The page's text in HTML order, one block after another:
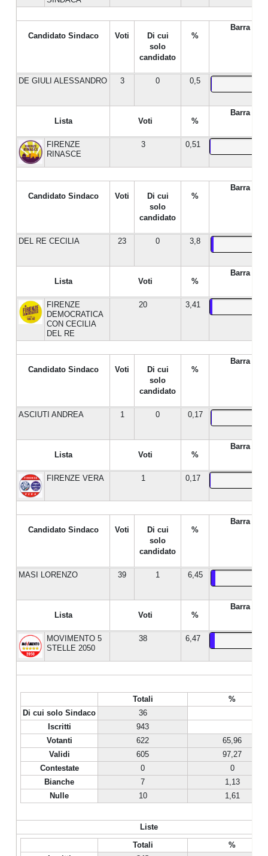
Candidato Sindaco Voti
Di cui
solo
candidato
%
Barra %
DE GIULI ALESSANDRO 3 0 0,5
Lista Voti %
Barra %
FIRENZE
RINASCE
3 0,51
Candidato Sindaco Voti
Di cui
solo
candidato
%
Barra %
DEL RE CECILIA 23 0 3,8
Lista Voti %
Barra %
FIRENZE
DEMOCRATICA
CON CECILIA
DEL RE
20 3,41
Candidato Sindaco Voti
Di cui
solo
candidato
%
Barra %
ASCIUTI ANDREA 1 0 0,17
Lista Voti %
Barra %
FIRENZE VERA 1 0,17
Candidato Sindaco Voti
Di cui
solo
candidato
%
Barra %
MASI LORENZO 39 1 6,45
Lista Voti %
Barra %
MOVIMENTO 5
STELLE 2050
38 6,47
Totali
%
Di cui solo Sindaco
36
Iscritti
943
Votanti
622
65,96
Validi
605
97,27
Contestate
0
0
Bianche
7
1,13
Nulle
10 1,61
Liste
Totali
%